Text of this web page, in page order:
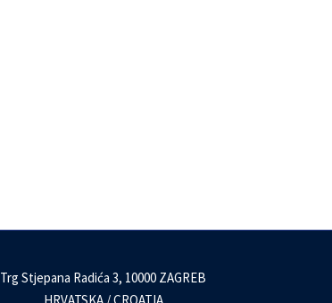
Trg Stjepana Radića 3, 10000 ZAGREB